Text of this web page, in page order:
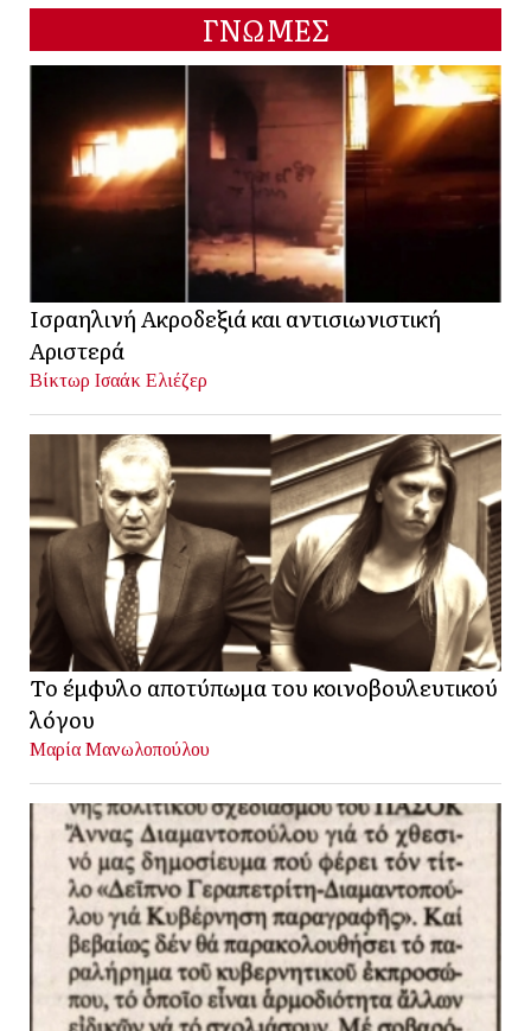
ΓΝΩΜΕΣ
Ισραηλινή Ακροδεξιά και αντισιωνιστική
Αριστερά
Βίκτωρ Ισαάκ Ελιέζερ
Το έμφυλο αποτύπωμα του κοινοβουλευτικού
λόγου
Μαρία Μανωλοπούλου